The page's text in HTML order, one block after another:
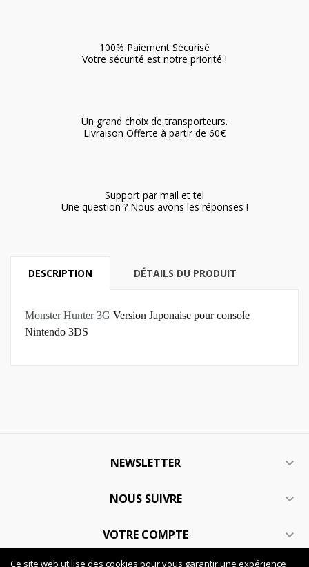
100% Paiement Sécurisé
Votre sécurité est notre priorité !
Un grand choix de transporteurs.
Livraison Offerte à partir de 60€
Support par mail et tel
Une question ? Nous avons les réponses !
DESCRIPTION DÉTAILS DU PRODUIT
Monster Hunter 3G Version Japonaise pour console
Nintendo 3DS
NEWSLETTER 
NOUS SUIVRE 
VOTRE COMPTE 
Ce site web utilise des cookies pour vous garantir une expérience